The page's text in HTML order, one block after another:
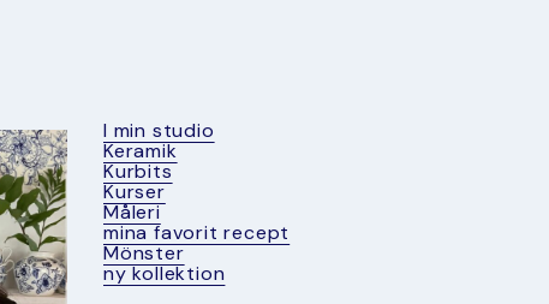
I min studio
Keramik
Kurbits
Kurser
Måleri
mina favorit recept
Mönster
ny kollektion